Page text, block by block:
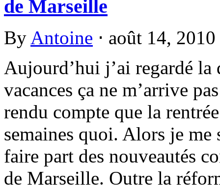
de Marseille
By Antoine ⋅ août 14, 2010
Aujourd’hui j’ai regardé la
vacances ça ne m’arrive
rendu compte que la
semaines quoi. Alors je
faire part des nouveautés
de Marseille. Outre la